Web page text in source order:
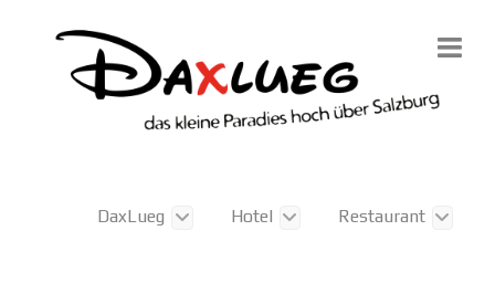
DaxLueg Hotel Restaurant